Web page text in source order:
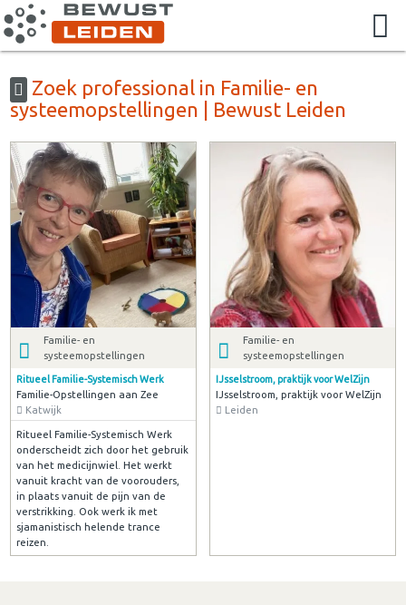
Zoek professional in Familie- en
systeemopstellingen | Bewust Leiden
Familie- en
systeemopstellingen
Ritueel Familie-Systemisch Werk
Familie-Opstellingen aan Zee
Katwijk
Ritueel Familie-Systemisch Werk
onderscheidt zich door het gebruik
van het medicijnwiel. Het werkt
vanuit kracht van de voorouders,
in plaats vanuit de pijn van de
verstrikking. Ook werk ik met
sjamanistisch helende trance
reizen.
Familie- en
systeemopstellingen
IJsselstroom, praktijk voor WelZijn
IJsselstroom, praktijk voor WelZijn
Leiden